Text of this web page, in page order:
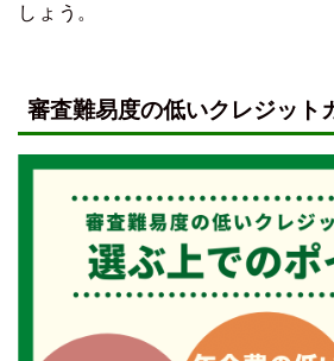
しょう。
審査難易度の低いクレジット